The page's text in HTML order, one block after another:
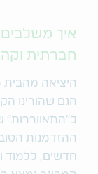
איך
חברתית
היציאה מהבית
הגם שהורינו
ל"התאווררות"
ההזדמנות
חדשים, ללמוד